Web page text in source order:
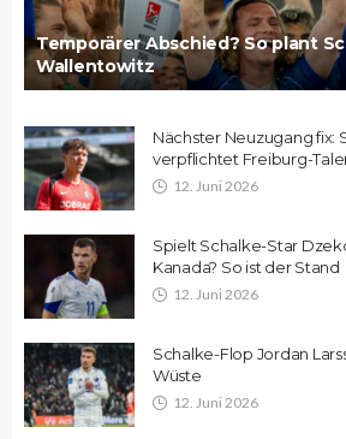
Temporärer Abschied? So plant
Wallentowitz
Nächster Neuzugang fix:
verpflichtet Freiburg-
12. Juni 2026
Spielt Schalke-Star
Kanada? So ist der Stand
12. Juni 2026
Schalke-Flop Jordan
Wüste
12. Juni 2026